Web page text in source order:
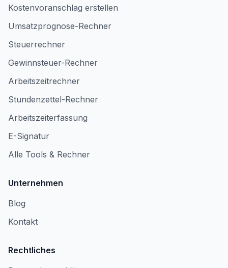
Kostenvoranschlag erstellen
Umsatzprognose-Rechner
Steuerrechner
Gewinnsteuer-Rechner
Arbeitszeitrechner
Stundenzettel-Rechner
Arbeitszeiterfassung
E-Signatur
Alle Tools & Rechner
Unternehmen
Blog
Kontakt
Rechtliches